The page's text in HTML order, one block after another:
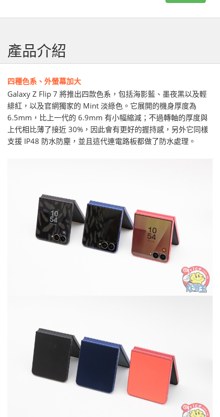
產品介紹
四種色系、外螢幕加大
Galaxy Z Flip 7 將推出四款色系，包括海影藍、墨夜黑以及輕
緋紅，以及官網獨家的 Mint 淡綠色。它展開的機身厚度為
6.5mm，比上一代的 6.9mm 有小幅縮減；不過轉軸的厚度與
上代相比薄了接近 30%，因此會有更好的握持感，另外它同樣
支援 IP48 防水防塵，並且這代連電路板都做了防水處理。